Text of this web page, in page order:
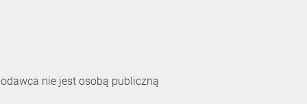
nie jest osobą publiczną